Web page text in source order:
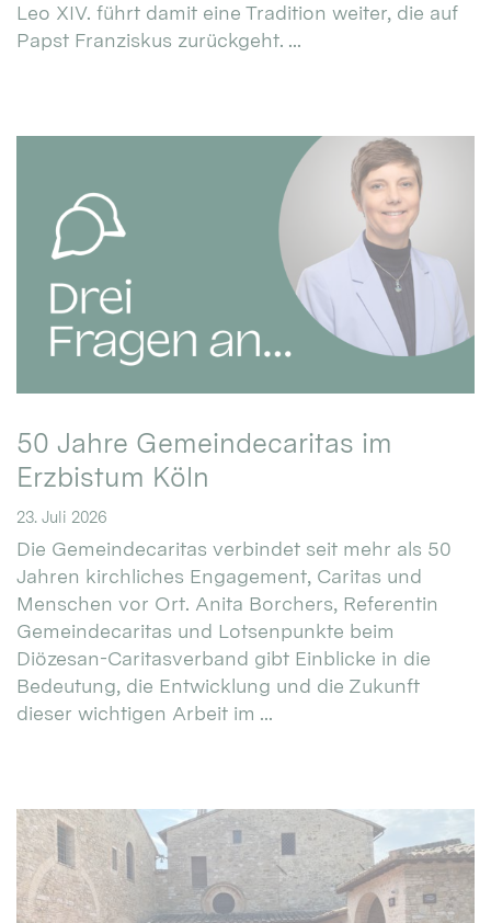
Leo XIV. führt damit eine Tradition weiter, die auf
Papst Franziskus zurückgeht. ...
50 Jahre Gemeindecaritas im
Erzbistum Köln
23. Juli 2026
Die Gemeindecaritas verbindet seit mehr als 50
Jahren kirchliches Engagement, Caritas und
Menschen vor Ort. Anita Borchers, Referentin
Gemeindecaritas und Lotsenpunkte beim
Diözesan-Caritasverband gibt Einblicke in die
Bedeutung, die Entwicklung und die Zukunft
dieser wichtigen Arbeit im ...